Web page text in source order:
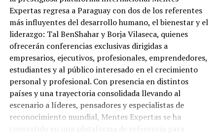
Expertas regresa a Paraguay con dos de los referentes
más influyentes del desarrollo humano, el bienestar y el
liderazgo: Tal BenShahar y Borja Vilaseca, quienes
ofrecerán conferencias exclusivas dirigidas a
empresarios, ejecutivos, profesionales, emprendedores,
estudiantes y al público interesado en el crecimiento
personal y profesional. Con presencia en distintos
países y una trayectoria consolidada llevando al
escenario a líderes, pensadores y especialistas de
reconocimiento mundial, Mentes Expertas se ha